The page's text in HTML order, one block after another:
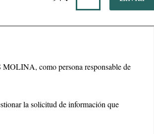
MOLINA, como persona responsable de
la solicitud de información que